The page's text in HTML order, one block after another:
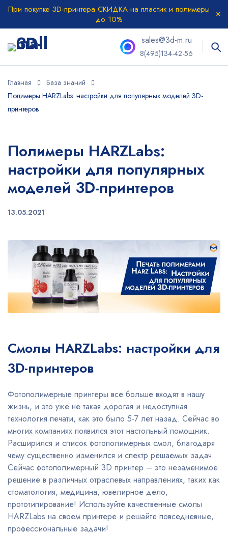
При покупке 3D-принтера СКИДКА на пластик и полимеры
до 10%
sales@3d-m.ru
8(495)134-42-56
Главная
База знаний
Полимеры HARZLabs: настройки для популярных моделей 3D-
принтеров
Полимеры HARZLabs:
настройки для популярных
моделей 3D-принтеров
13.05.2021
Смолы HARZLabs: настройки для
3D-принтеров
Фотополимерные принтеры все больше входят в нашу
жизнь, и это уже не такая дорогая и недоступная
технология печати, как это было 5-7 лет назад. Сейчас во
многих компаниях появился этот настольный помощник.
Расширился и список фотополимерных смол, благодаря
чему существенно изменился и спектр решаемых задач.
Сейчас фотополимерный 3D принтер – это незаменимое
решение в различных отраслевых направлениях, таких как
стоматология, медицина, ювелирное дело,
прототипирование! Используйте качественные смолы
HARZLabs на своем принтере и решайте повседневные,
профессиональные задачи!